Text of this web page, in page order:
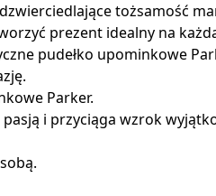
tożsamość
prezent idealny na
pudełko upominkowe
Parker.
i przyciąga wzrok